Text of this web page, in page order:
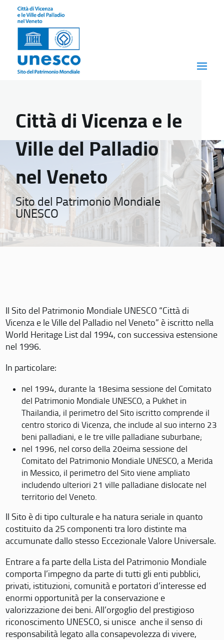
Città di Vicenza e le
Ville del Palladio
nel Veneto
Sito del Patrimonio Mondiale
UNESCO
Il Sito del Patrimonio Mondiale UNESCO “Città di
Vicenza e le Ville del Palladio nel Veneto” è iscritto nella
World Heritage List dal 1994, con successiva estensione
nel 1996.
In particolare:
nel 1994, durante la 18esima sessione del Comitato
del Patrimonio Mondiale UNESCO, a Pukhet in
Thailandia, il perimetro del Sito iscritto comprende il
centro storico di Vicenza, che include al suo interno 23
beni palladiani, e le tre ville palladiane suburbane;
nel 1996, nel corso della 20eima sessione del
Comitato del Patrimonio Mondiale UNESCO, a Merida
in Messico, il perimetro del Sito viene ampliato
includendo ulteriori 21 ville palladiane dislocate nel
territorio del Veneto.
Il Sito è di tipo culturale e ha natura seriale in quanto
costituito da 25 componenti tra loro distinte ma
accumunate dallo stesso Eccezionale Valore Universale.
Entrare a fa parte della Lista del Patrimonio Mondiale
comporta l’impegno da parte di tutti gli enti pubblici,
privati, istituzioni, comunità e portatori d’interesse ed
enormi opportunità per la conservazione e
valorizzazione dei beni. All’orgoglio del prestigioso
riconoscimento UNESCO, si unisce anche il senso di
responsabilità legato alla consapevolezza di vivere,